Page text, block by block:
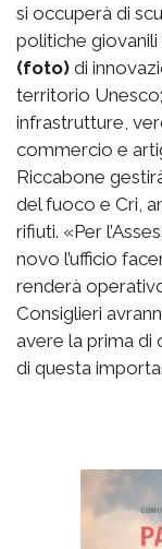
si occuperà di
politiche
(foto) di
territorio
infrastrutture,
commercio e
Riccabone
del fuoco e Cri,
rifiuti. «Per
novo l’ufficio
renderà
Consiglieri
avere la prima di
di questa